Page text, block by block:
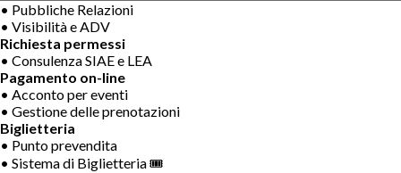
• Pubbliche Relazioni
• Visibilità e ADV
Richiesta permessi
• Consulenza SIAE e LEA
Pagamento on-line
• Acconto per eventi
• Gestione delle prenotazioni
Biglietteria
• Punto prevendita
• Sistema di Biglietteria 🎟